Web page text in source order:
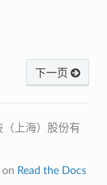
下一页
上海）股份有
on Read the Docs